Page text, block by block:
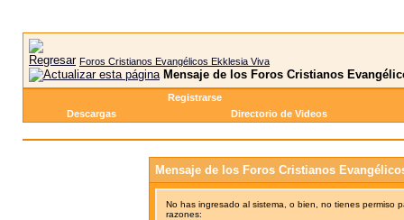
Foros Cristianos Evangélicos Ekklesia Viva
Mensaje de los Foros Cristianos
Registrarse
Descargas
Directorio de Videos
Mensaje de los Foros Cristianos
No has ingresado al sistema, o bien, no tienes permiso
razones: